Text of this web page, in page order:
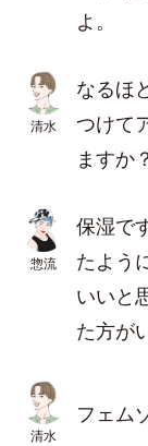
よ。
清水
なるほ
つけて
ますか？
惣流
保湿で
たよう
いいと
た方が
清水
フェム